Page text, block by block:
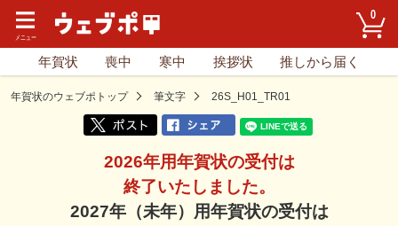
0
年賀状 喪中 寒中 挨拶状 推しから届く
年賀状のウェブポトップ 筆文字 26S_H01_TR01
2026年用年賀状の受付は
終了いたしました。
2027年（未年）用年賀状の受付は